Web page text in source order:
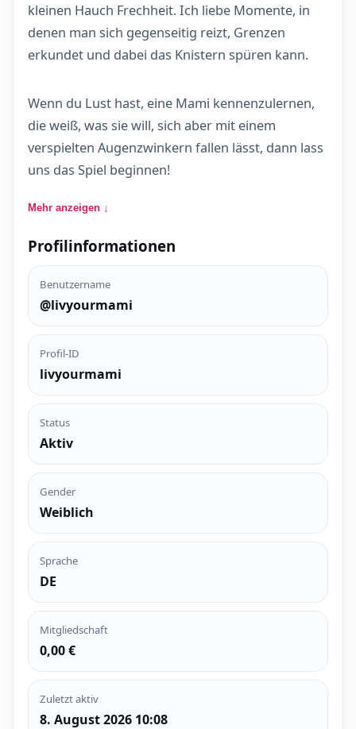
kleinen Hauch Frechheit. Ich liebe Momente, in
denen man sich gegenseitig reizt, Grenzen
erkundet und dabei das Knistern spüren kann.
Wenn du Lust hast, eine Mami kennenzulernen,
die weiß, was sie will, sich aber mit einem
verspielten Augenzwinkern fallen lässt, dann lass
uns das Spiel beginnen!
Mehr anzeigen ↓
Profilinformationen
Benutzername
@livyourmami
Profil-ID
livyourmami
Status
Aktiv
Gender
Weiblich
Sprache
DE
Mitgliedschaft
0,00 €
Zuletzt aktiv
8. August 2026 10:08